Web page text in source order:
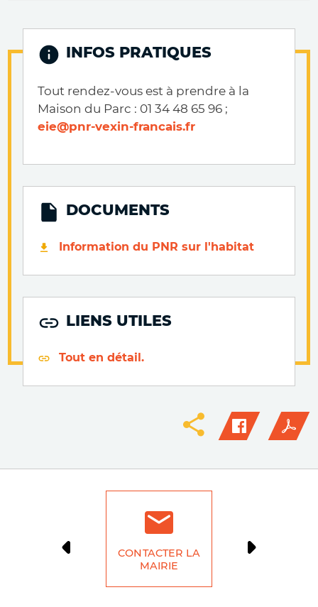
INFOS PRATIQUES
Tout rendez-vous est à prendre à la
Maison du Parc : 01 34 48 65 96 ;
eie@pnr-vexin-francais.fr
DOCUMENTS
Information du PNR sur l'habitat
LIENS UTILES
Tout en détail.
CONTACTER LA
MAIRIE